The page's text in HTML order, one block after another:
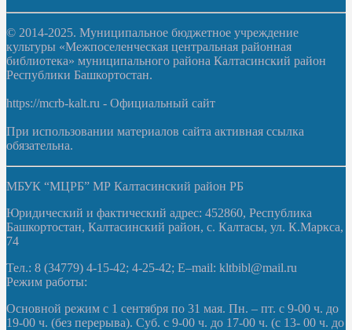
© 2014-2025. Муниципальное бюджетное учреждение
культуры «Межпоселенческая центральная районная
библиотека» муниципального района Калтасинский район
Республики Башкортостан.
https://mcrb-kalt.ru - Официальный сайт
При использовании материалов сайта активная ссылка
обязательна.
МБУК “МЦРБ” МР Калтасинский район РБ
Юридический и фактический адрес: 452860, Республика
Башкортостан, Калтасинский район, с. Калтасы, ул. К.Маркса,
74
Тел.: 8 (34779) 4-15-42; 4-25-42; E–mail: kltbibl@mail.ru
Режим работы:
Основной режим с 1 сентября по 31 мая. Пн. – пт. с 9-00 ч. до
19-00 ч. (без перерыва). Суб. с 9-00 ч. до 17-00 ч. (с 13- 00 ч. до